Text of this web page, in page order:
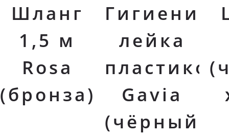
Шланг
1,5 м
Rosa
(бронза)
лейка
Gavia
(чёрный